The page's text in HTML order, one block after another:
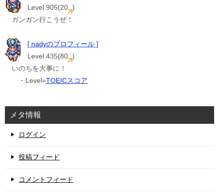
Level 905(20 )
ガンガン行こうぜ！
[ nadyのプロフィール ]
Level 435(80 )
いのちを大事に！
・Level=TOEICスコア
メタ情報
ログイン
投稿フィード
コメントフィード